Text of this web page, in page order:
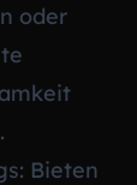
oder
Bieten